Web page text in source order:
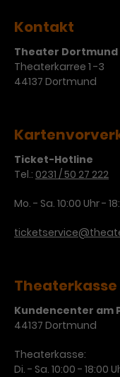
Kontakt
Theater Dortmund
Theaterkarree 1 -3
44137 Dortmund
Ticket-Hotline
Tel.: 0231 / 50 27 222
Mo. - Sa. 10:00 Uhr -
Kundencenter am
44137 Dortmund
Theaterkasse:
Di. - Sa. 10:00 - 18:00